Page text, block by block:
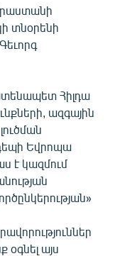
տնօրենի
Հիլդա
ազգային
Եվրոպա
է կազմում
այս